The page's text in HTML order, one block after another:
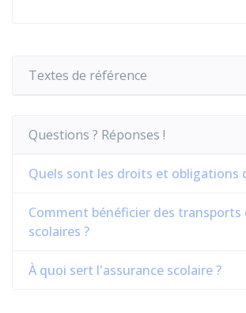
Textes de référence
Questions ? Réponses !
Quels sont les droits et obligations
Comment bénéficier des transports
scolaires ?
À quoi sert l'assurance scolaire ?